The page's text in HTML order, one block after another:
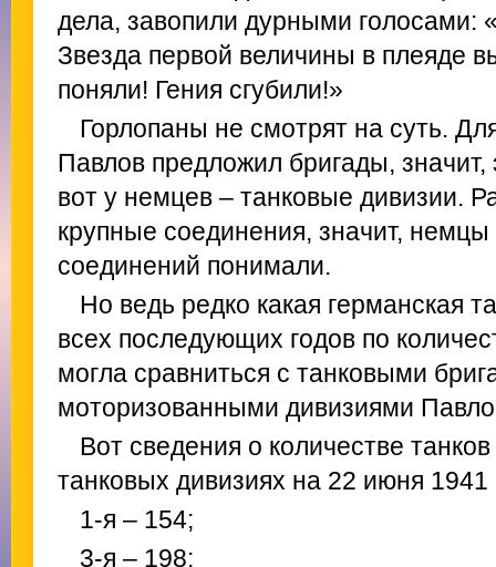
дела, завопили дурными голосами:
Звезда первой величины в плеяде
поняли! Гения сгубили!»
Горлопаны не смотрят на суть.
Павлов предложил бригады,
вот у немцев – танковые дивизии.
крупные соединения, значит,
соединений понимали.
Но ведь редко какая германская
всех последующих годов по
могла сравниться с танковыми
моторизованными дивизиями
Вот сведения о количестве
танковых дивизиях на 22 июня 1941
1-я – 154;
3-я – 198;